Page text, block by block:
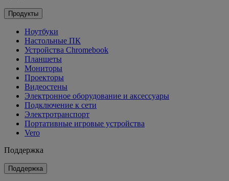
Продукты
Ноутбуки
Настольные ПК
Устройства Chromebook
Планшеты
Мониторы
Проекторы
Видеостены
Электронное оборудование и аксессуары
Подключение к сети
Электротранспорт
Портативные игровые устройства
Vero
Поддержка
Поддержка